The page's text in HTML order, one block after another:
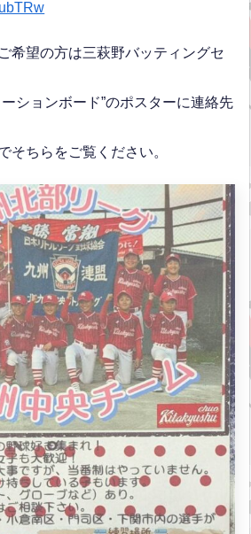
希望の方は三萩野バッティングセ
ションボード”のポスターに連絡先
そちらをご覧ください。